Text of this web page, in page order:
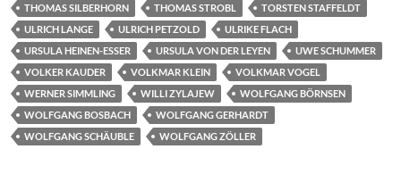
THOMAS SILBERHORN
THOMAS STROBL
TORSTEN STAFFELDT
ULRICH LANGE
ULRICH PETZOLD
ULRIKE FLACH
URSULA HEINEN-ESSER
URSULA VON DER LEYEN
UWE SCHUMMER
VOLKER KAUDER
VOLKMAR KLEIN
VOLKMAR VOGEL
WERNER SIMMLING
WILLI ZYLAJEW
WOLFGANG BÖRNSEN
WOLFGANG BOSBACH
WOLFGANG GERHARDT
WOLFGANG SCHÄUBLE
WOLFGANG ZÖLLER